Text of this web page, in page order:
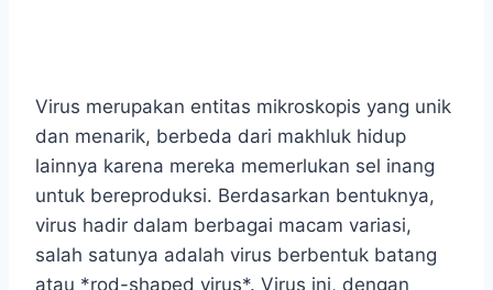
Virus merupakan entitas mikroskopis yang unik
dan menarik, berbeda dari makhluk hidup
lainnya karena mereka memerlukan sel inang
untuk bereproduksi. Berdasarkan bentuknya,
virus hadir dalam berbagai macam variasi,
salah satunya adalah virus berbentuk batang
atau *rod-shaped virus*. Virus ini, dengan